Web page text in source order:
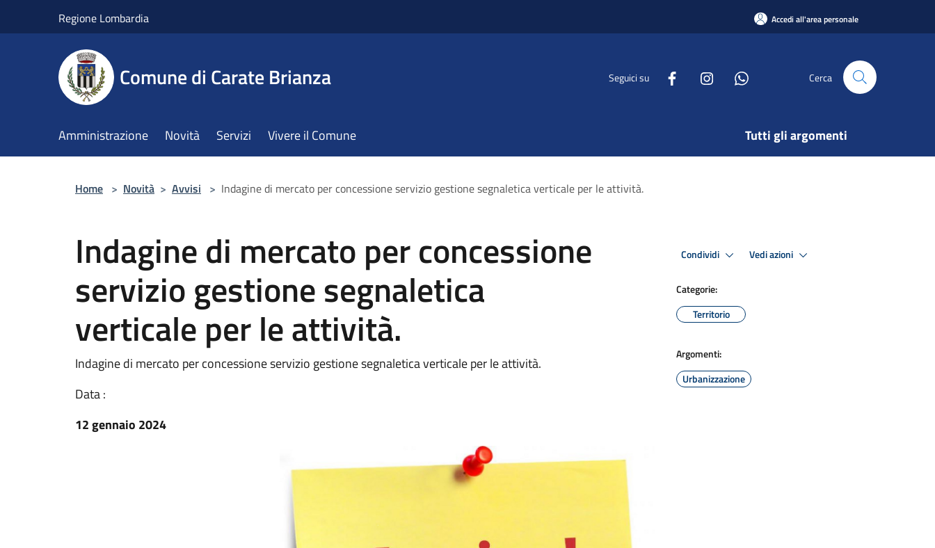
Regione Lombardia Accedi all'area personale
Comune di Carate Brianza Seguici su Cerca
Amministrazione Novità Servizi Vivere il Comune Tutti gli argomenti
Home > Novità > Avvisi > Indagine di mercato per concessione servizio gestione segnaletica verticale per le attività.
Indagine di mercato per concessione
servizio gestione segnaletica
verticale per le attività.
Indagine di mercato per concessione servizio gestione segnaletica verticale per le attività.
Data :
12 gennaio 2024
Condividi Vedi azioni
Categorie:
Territorio
Argomenti:
Urbanizzazione